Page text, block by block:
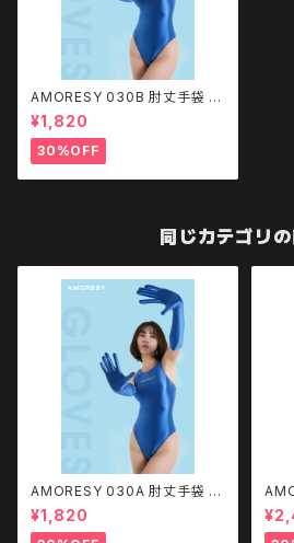
AMORESY 030B 肘丈手袋 S
T
¥1,820
30%OFF
同じカテゴリ
AMORESY 030A 肘丈手袋 S
T
¥1,820
ンズ